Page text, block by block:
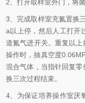
2、打开取样室外门，将
3、完成取样室充氮置换
a以上停，然后人工打开
道氮气进开关。重复以
操作时，抽真空度
混合气体，当指针回复
换三次过程结束。
4、为保证培养操作室厌